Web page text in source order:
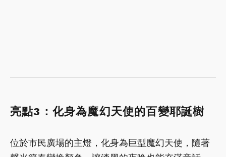
亮點3：化身為魔幻天使的百變耶誕樹
位於市民廣場的主燈，化身為巨型魔幻天使，隨著